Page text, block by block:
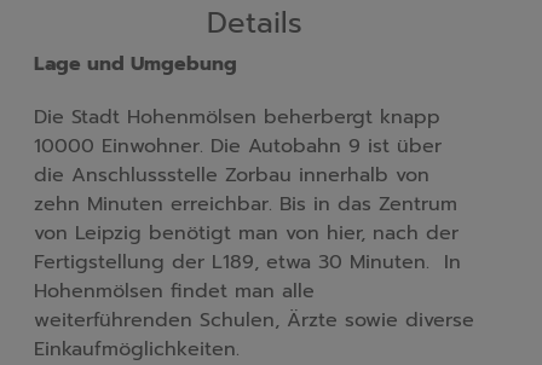
Details
Lage und Umgebung
Die Stadt Hohenmölsen beherbergt knapp
10000 Einwohner. Die Autobahn 9 ist über
die Anschlussstelle Zorbau innerhalb von
zehn Minuten erreichbar. Bis in das Zentrum
von Leipzig benötigt man von hier, nach der
Fertigstellung der L189, etwa 30 Minuten.  In
Hohenmölsen findet man alle
weiterführenden Schulen, Ärzte sowie diverse
Einkaufmöglichkeiten.